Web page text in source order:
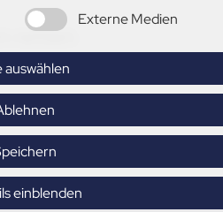
Externe Medien
auswählen
einblenden
retten